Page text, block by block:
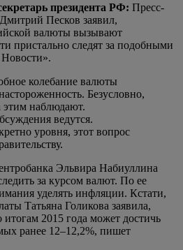
президента РФ: Пресс-
Песков заявил,
валюты вызывают
пристально следят за подобными
колебание валюты
Безусловно,
этим наблюдают.
ведутся.
уровня, этот вопрос
Эльвира Набиуллина
за курсом валют. По ее
уделять инфляции. Кстати,
Татьяна Голикова заявила,
2015 года может достичь
ранее 12–12,2%, пишет